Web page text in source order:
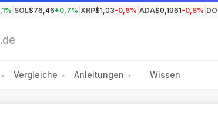
SOL$76,46+0,7% XRP$1,03-0,6% ADA$0,1961-0,8%
.de
▾ Vergleiche ▾ Anleitungen ▾ Wissen